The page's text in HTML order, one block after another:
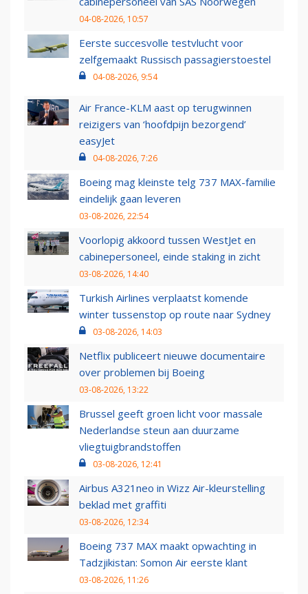
04-08-2026, 10:57
Eerste succesvolle testvlucht voor
zelfgemaakt Russisch passagierstoestel
04-08-2026, 9:54
Air France-KLM aast op terugwinnen
reizigers van ‘hoofdpijn bezorgend’
easyJet
04-08-2026, 7:26
Boeing mag kleinste telg 737 MAX-familie
eindelijk gaan leveren
03-08-2026, 22:54
Voorlopig akkoord tussen WestJet en
cabinepersoneel, einde staking in zicht
03-08-2026, 14:40
Turkish Airlines verplaatst komende
winter tussenstop op route naar Sydney
03-08-2026, 14:03
Netflix publiceert nieuwe documentaire
over problemen bij Boeing
03-08-2026, 13:22
Brussel geeft groen licht voor massale
Nederlandse steun aan duurzame
vliegtuigbrandstoffen
03-08-2026, 12:41
Airbus A321neo in Wizz Air-kleurstelling
beklad met graffiti
03-08-2026, 12:34
Boeing 737 MAX maakt opwachting in
Tadzjikistan: Somon Air eerste klant
03-08-2026, 11:26